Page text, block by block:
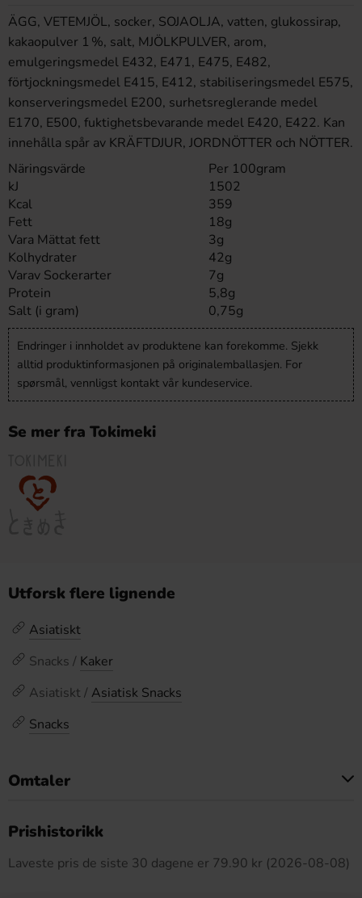
ÄGG, VETEMJÖL, socker, SOJAOLJA, vatten, glukossirap,
kakaopulver 1 %, salt, MJÖLKPULVER, arom,
emulgeringsmedel E432, E471, E475, E482,
förtjockningsmedel E415, E412, stabiliseringsmedel E575,
konserveringsmedel E200, surhetsreglerande medel
E170, E500, fuktighetsbevarande medel E420, E422. Kan
innehålla spår av KRÄFTDJUR, JORDNÖTTER och NÖTTER.
Näringsvärde
Per 100gram
kJ
1502
Kcal
359
Fett
18g
Vara Mättat fett
3g
Kolhydrater
42g
Varav Sockerarter
7g
Protein
5,8g
Salt (i gram)
0,75g
Endringer i innholdet av produktene kan forekomme. Sjekk
alltid produktinformasjonen på originalemballasjen. For
spørsmål, vennligst kontakt vår kundeservice.
Se mer fra Tokimeki
Utforsk flere lignende
Asiatiskt
Snacks / Kaker
Asiatiskt / Asiatisk Snacks
Snacks
Omtaler
Prishistorikk
Laveste pris de siste 30 dagene er 79.90 kr (2026-08-08)